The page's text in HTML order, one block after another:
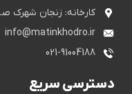
کارخانه: زنجان شهرک
info@matinkhodro.ir
021-91004188
دسترسی سریع